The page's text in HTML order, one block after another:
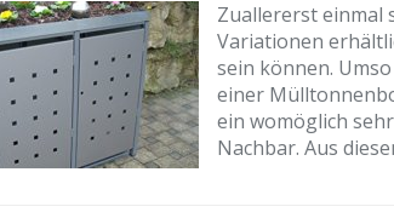
Zuallererst einmal
Variationen
sein können.
einer
ein womöglich
Nachbar. Aus